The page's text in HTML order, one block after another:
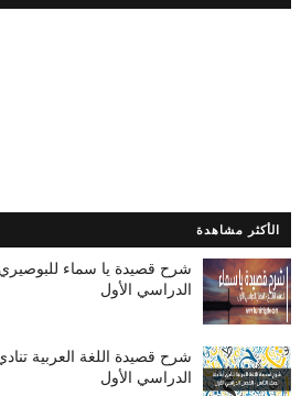
الأكثر مشاهدة
شرح قصيدة يا سماء
الدراسي الأول
شرح قصيدة اللغة العربية
الدراسي الأول